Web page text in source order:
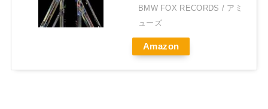
BMW FOX RECORDS / アミ
ューズ
Amazon